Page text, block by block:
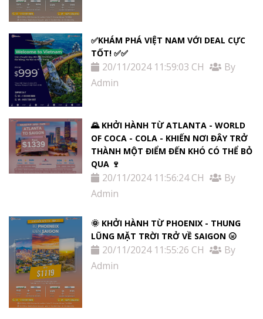
✅KHÁM PHÁ VIỆT NAM VỚI DEAL CỰC
TỐT! ✅✅
20/11/2024 11:59:03 CH
By
Admin
🌄 KHỞI HÀNH TỪ ATLANTA - WORLD
OF COCA - COLA - KHIẾN NƠI ĐÂY TRỞ
THÀNH MỘT ĐIỂM ĐẾN KHÓ CÓ THỂ BỎ
QUA 🍷
20/11/2024 11:56:24 CH
By
Admin
🌞 KHỞI HÀNH TỪ PHOENIX - THUNG
LŨNG MẶT TRỜI TRỞ VỀ SAIGON 🌝
20/11/2024 11:55:26 CH
By
Admin